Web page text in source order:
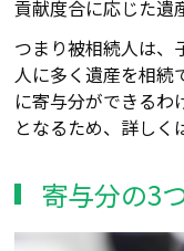
貢献度合に応じた遺
つまり被相続人は、
人に多く遺産を相続
に寄与分ができるわ
となるため、詳しく
寄与分の3